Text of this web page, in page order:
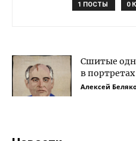
1 ПОСТЫ 0
Сшитые
в
Алексей